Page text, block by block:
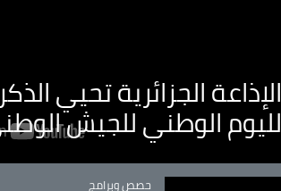
الإذاعة الجزائرية تحيي
لليوم الوطني للجيش
Catégorie
حصص وبرامج